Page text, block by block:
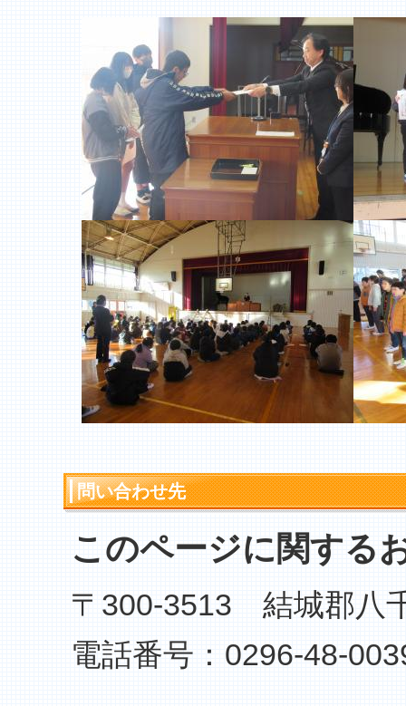
問い合わせ先
このページに関する
〒300-3513 結城郡八
電話番号：0296-48-